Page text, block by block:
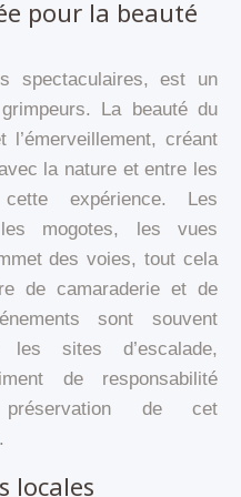
pour la beauté
spectaculaires, est un
La beauté du
l’émerveillement, créant
la nature et entre les
expérience. Les
mogotes, les vues
des voies, tout cela
de camaraderie et de
sont souvent
les sites d’escalade,
de responsabilité
de cet
locales